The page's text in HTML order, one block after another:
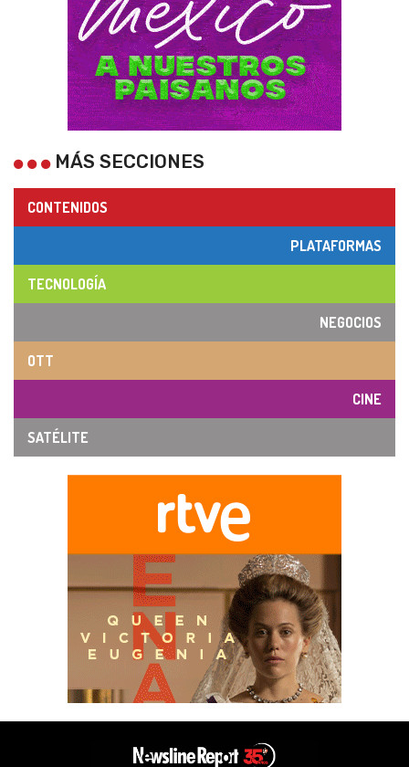
MÁS SECCIONES
CONTENIDOS
PLATAFORMAS
TECNOLOGÍA
NEGOCIOS
OTT
CINE
SATÉLITE